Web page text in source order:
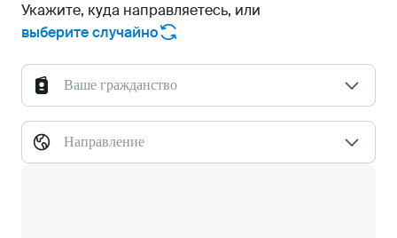
Укажите, куда направляетесь, или
выберите случайно
Ваше гражданство
Направление